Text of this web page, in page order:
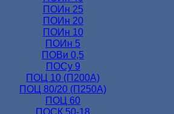
ПОИн 25
ПОИн 20
ПОИн 10
ПОИн 5
ПОВи 0,5
ПОСу 9
ПОЦ 10 (П200А)
ПОЦ 80/20 (П250А)
ПОЦ 60
ПОСК 50-18